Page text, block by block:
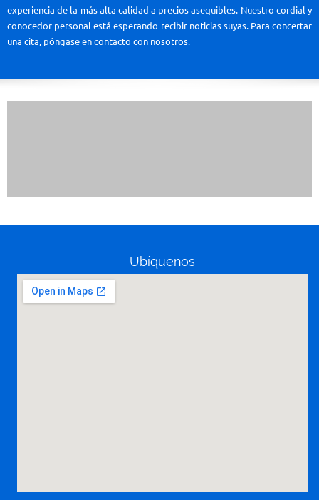
experiencia de la más alta calidad a precios asequibles. Nuestro cordial y
conocedor personal está esperando recibir noticias suyas. Para concertar
una cita, póngase en contacto con nosotros.
Ubíquenos